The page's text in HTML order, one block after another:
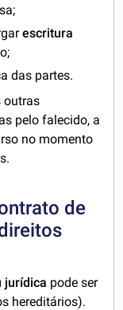
escritura
das partes.
outras
pelo falecido, a
no momento
de
jurídica pode ser
hereditários).